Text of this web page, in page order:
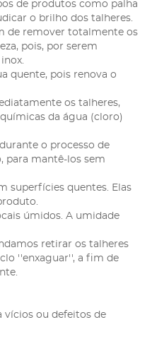
de produtos como palha
o brilho dos talheres.
de remover totalmente os
pois, por serem
quente, pois renova o
os talheres,
da água (cloro)
o processo de
para mantê-los sem
superfícies quentes. Elas
úmidos. A umidade
retirar os talheres
''enxaguar'', a fim de
vícios ou defeitos de